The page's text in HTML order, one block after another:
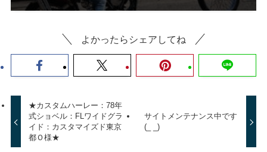
よかったらシェアしてね
★カスタムハーレー：78年
式ショベル：FLワイドグラ
イド：カスタマイズド東京
都Ｏ様★
サイトメンテナンス中です
(_ _)